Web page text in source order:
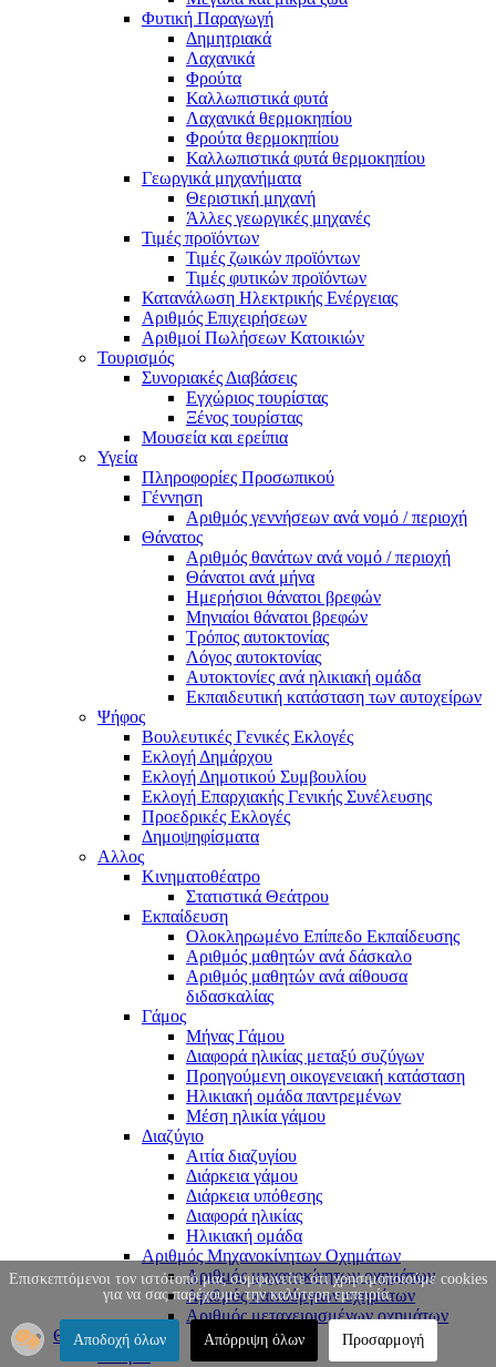
Φυτική Παραγωγή
Δημητριακά
Λαχανικά
Φρούτα
Καλλωπιστικά φυτά
Λαχανικά θερμοκηπίου
Φρούτα θερμοκηπίου
Καλλωπιστικά φυτά θερμοκηπίου
Γεωργικά μηχανήματα
Θεριστική μηχανή
Άλλες γεωργικές μηχανές
Τιμές προϊόντων
Τιμές ζωικών προϊόντων
Τιμές φυτικών προϊόντων
Κατανάλωση Ηλεκτρικής Ενέργειας
Αριθμός Επιχειρήσεων
Αριθμοί Πωλήσεων Κατοικιών
Τουρισμός
Συνοριακές Διαβάσεις
Εγχώριος τουρίστας
Ξένος τουρίστας
Μουσεία και ερείπια
Υγεία
Πληροφορίες Προσωπικού
Γέννηση
Αριθμός γεννήσεων ανά νομό / περιοχή
Θάνατος
Αριθμός θανάτων ανά νομό / περιοχή
Θάνατοι ανά μήνα
Ημερήσιοι θάνατοι βρεφών
Μηνιαίοι θάνατοι βρεφών
Τρόπος αυτοκτονίας
Λόγος αυτοκτονίας
Αυτοκτονίες ανά ηλικιακή ομάδα
Εκπαιδευτική κατάσταση των αυτοχείρων
Ψήφος
Βουλευτικές Γενικές Εκλογές
Εκλογή Δημάρχου
Εκλογή Δημοτικού Συμβουλίου
Εκλογή Επαρχιακής Γενικής Συνέλευσης
Προεδρικές Εκλογές
Δημοψηφίσματα
Αλλος
Κινηματοθέατρο
Στατιστικά Θεάτρου
Εκπαίδευση
Ολοκληρωμένο Επίπεδο Εκπαίδευσης
Αριθμός μαθητών ανά δάσκαλο
Αριθμός μαθητών ανά αίθουσα
διδασκαλίας
Γάμος
Μήνας Γάμου
Διαφορά ηλικίας μεταξύ συζύγων
Προηγούμενη οικογενειακή κατάσταση
Ηλικιακή ομάδα παντρεμένων
Μέση ηλικία γάμου
Διαζύγιο
Αιτία διαζυγίου
Διάρκεια γάμου
Διάρκεια υπόθεσης
Διαφορά ηλικίας
Ηλικιακή ομάδα
Αριθμός Μηχανοκίνητων Οχημάτων
Αριθμός μηχανοκίνητων οχημάτων
Αριθμός καινούργιων οχημάτων
Αριθμός μεταχειρισμένων οχημάτων
Θράκη
Επισκεπτόμενοι τον ιστότοπό μας συμφωνείτε ότι χρησιμοποιούμε cookies
για να σας παρέχουμε την καλύτερη εμπειρία.
Αποδοχή όλων Απόρριψη όλων Προσαρμογή